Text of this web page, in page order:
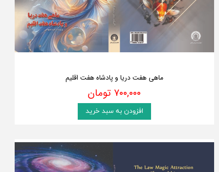
ماهی هفت دریا و پادشاه هفت اقلیم
۷۰۰,۰۰۰ تومان
افزودن به سبد خرید